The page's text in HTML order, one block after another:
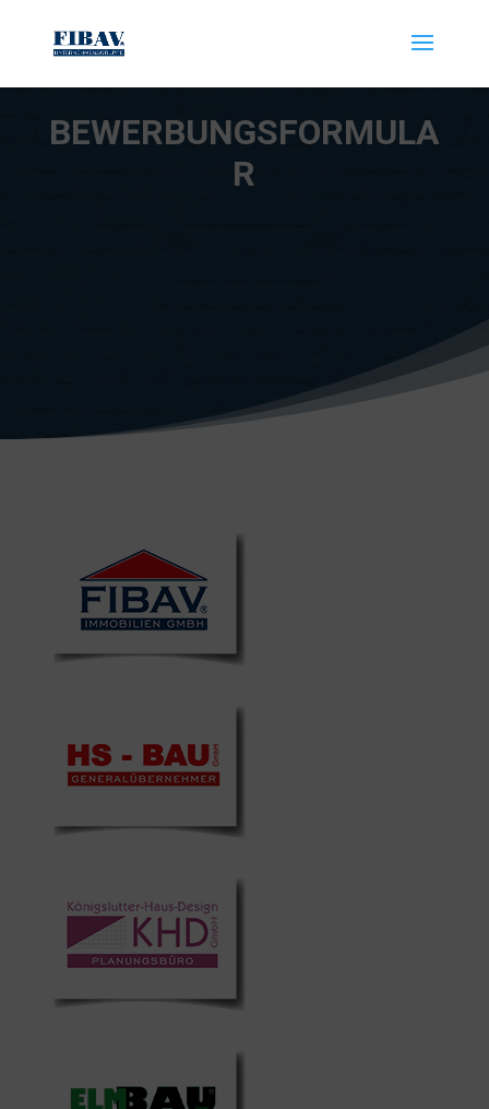
BEWERBUNGSFORMULA
R